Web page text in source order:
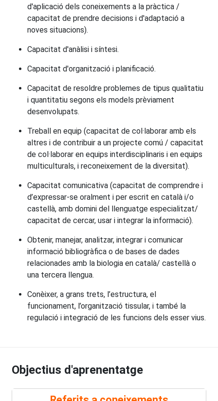
d'aplicació dels coneixements a la pràctica /
capacitat de prendre decisions i d'adaptació a
noves situacions).
Capacitat d'anàlisi i síntesi.
Capacitat d'organització i planificació.
Capacitat de resoldre problemes de tipus qualitatiu
i quantitatiu segons els models prèviament
desenvolupats.
Treball en equip (capacitat de col·laborar amb els
altres i de contribuir a un projecte comú / capacitat
de col·laborar en equips interdisciplinaris i en equips
multiculturals, i reconeixement de la diversitat).
Capacitat comunicativa (capacitat de comprendre i
d’expressar-se oralment i per escrit en català i/o
castellà, amb domini del llenguatge especialitzat/
capacitat de cercar, usar i integrar la informació).
Obtenir, manejar, analitzar, integrar i comunicar
informació bibliogràfica o de bases de dades
relacionades amb la biologia en català/ castellà o
una tercera llengua.
Conèixer, a grans trets, l’estructura, el
funcionament, l’organització tissular, i també la
regulació i integració de les funcions dels esser vius.
Objectius d'aprenentatge